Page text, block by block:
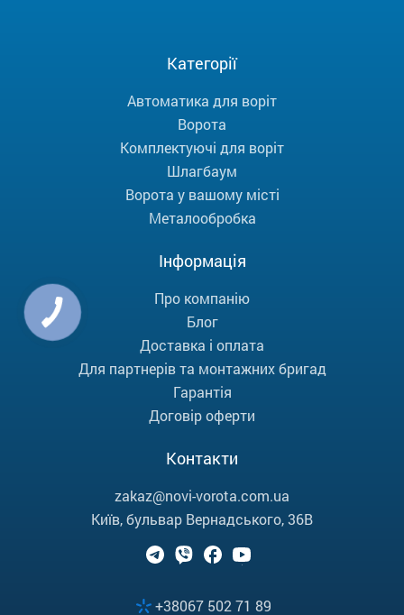
Категорії
Автоматика для воріт
Ворота
Комплектуючі для воріт
Шлагбаум
Ворота у вашому місті
Металообробка
Інформація
Про компанію
Блог
Доставка і оплата
Для партнерів та монтажних бригад
Гарантія
Договір оферти
Контакти
zakaz@novi-vorota.com.ua
Київ, бульвар Вернадського, 36В
+38067 502 71 89